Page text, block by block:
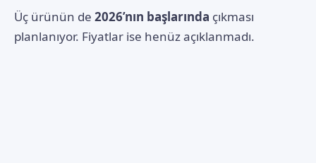
Üç ürünün de 2026’nın başlarında çıkması
planlanıyor. Fiyatlar ise henüz açıklanmadı.